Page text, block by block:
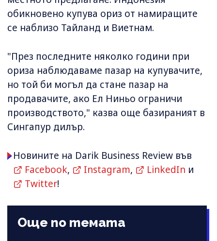
обикновено купува ориз от намиращите
се наблизо Тайланд и Виетнам.
"През последните няколко години при
ориза наблюдаваме пазар на купувачите,
но той би могъл да стане пазар на
продавачите, ако Ел Ниньо ограничи
производството," казва още базираният в
Сингапур дилър.
Новините на Darik Business Review във
Facebook, Instagram, LinkedIn и
Twitter!
Още по темата